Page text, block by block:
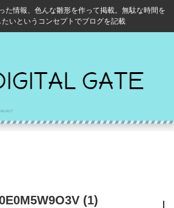
た情報、色んな雛形を作って掲載。無駄な時間を
いというコンセプトでブログを記載
(1)